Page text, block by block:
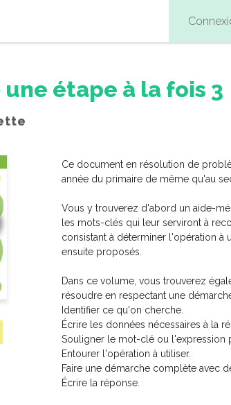
une étape à la fois 3
Ce document en résolution de
année du primaire de même qu'au
Vous y trouverez d'abord un aide-
les mots-clés qui leur serviront à
consistant à déterminer l'opération
ensuite proposés.
Dans ce volume, vous trouverez
résoudre en respectant une
Identifier ce qu'on cherche.
Écrire les données nécessaires à la
Souligner le mot-clé ou l'expression
Entourer l'opération à utiliser.
Faire une démarche complète avec
Écrire la réponse.